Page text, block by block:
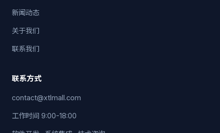
新闻动态
关于我们
联系我们
联系方式
contact@xtlmall.com
工作时间 9:00-18:00